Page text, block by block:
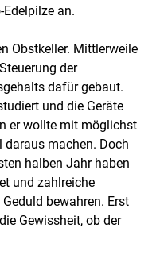
an.
Obstkeller. Mittlerweile
der
dafür gebaut.
und die Geräte
er wollte mit möglichst
machen. Doch
halben Jahr haben
und zahlreiche
bewahren. Erst
Gewissheit, ob der